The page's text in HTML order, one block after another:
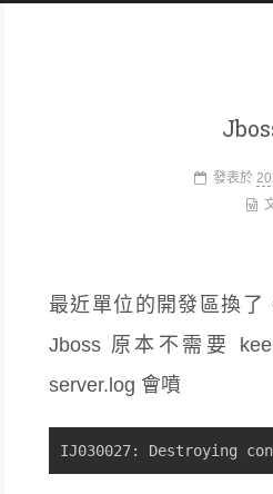
發表於
最近單位的開發區換了
Jboss 原本不需要
server.log 會噴